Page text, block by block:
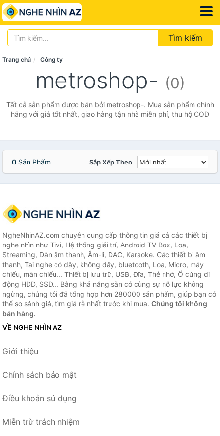
Tìm kiếm
Trang chủ Công ty
metroshop- (0)
Tất cả sản phẩm được bán bởi metroshop-. Mua sản phẩm chính
hãng với giá tốt nhất, giao hàng tận nhà miễn phí, thu hộ COD
0 Sản Phẩm Sắp Xếp Theo
NgheNhinAZ.com chuyên cung cấp thông tin giá cả các thiết bị
nghe nhìn như Tivi, Hệ thống giải trí, Android TV Box, Loa,
Streaming, Dàn âm thanh, Âm-li, DAC, Karaoke. Các thiết bị âm
thanh, Tai nghe có dây, không dây, bluetooth, Loa, Micro, máy
chiếu, màn chiếu... Thiết bị lưu trữ, USB, Đĩa, Thẻ nhớ, Ổ cứng di
động HDD, SSD... Bằng khả năng sẵn có cùng sự nỗ lực không
ngừng, chúng tôi đã tổng hợp hơn 280000 sản phẩm, giúp bạn có
thể so sánh giá, tìm giá rẻ nhất trước khi mua. Chúng tôi không
bán hàng.
VỀ NGHE NHÌN AZ
Giới thiệu
Chính sách bảo mật
Điều khoản sử dụng
Miễn trừ trách nhiệm